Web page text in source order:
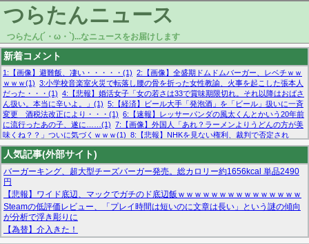
つらたんニュース
つらたん(´・ω・`)...なニュースをお届けします
新着コメント
1:【画像】避難飯、凄い・・・・・(1) 2:【画像】全盛期ドムドムバーガー、レベチｗｗ
ｗｗｗ(1) 3:小学校音楽室火災で転落し腰の骨を折った女性教諭、火事を起こした張本人
だった・・・(1) 4:【悲報】婚活女子「女の若さは33で賞味期限切れ。それ以降はおばさ
ん扱い。本当に辛いよ。」(1) 5:【経済】ビール大手「発泡酒」を「ビール」扱いに一斉
変更 酒税法改正により・・・(1) 6:【速報】レッサーパンダの風太くんとかいう20年前
に流行ったあの子、遂に……(1) 7:【画像】外国人「あれ？ラーメンよりうどんの方が美
味くね？？」ついに気づくｗｗｗ(1) 8:【悲報】NHKを見ない権利、裁判で否定され
る・・・(1) 9:欧州委員長「原発縮小は間違いでした」(1) 10:【悲報】日本企業の人手不
足、限界突破 52%「正社員も足りてません…」(1)
人気記事(外部サイト)
バーガーキング、超大型チーズバーガー発売。総カロリー約1656kcal 単品2490
円
【悲報】ワイド底辺、マックでガチのド底辺飯ｗｗｗｗｗｗｗｗｗｗｗｗｗｗｗ
Steamの低評価レビュー、「プレイ時間は短いのに文章は長い」という謎の傾向
が分析で浮き彫りに
【為替】介入きた！
マーベル帝国、まさかの反省！？『サンダーボルツ』の高評価は本物か？ディズ